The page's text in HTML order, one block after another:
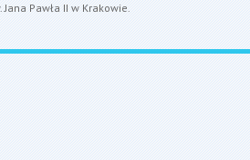
Pawła II w Krakowie.